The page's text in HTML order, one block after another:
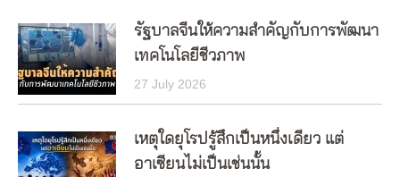
รัฐบาลจีนให้ความสำคัญกับการพัฒนา
เทคโนโลยีชีวภาพ
27 July 2026
เหตุใดยุโรปรู้สึกเป็นหนึ่งเดียว แต่
อาเซียนไม่เป็นเช่นนั้น